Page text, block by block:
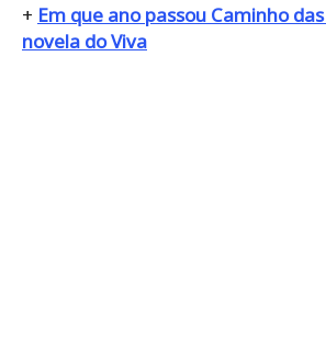
+ Em que ano passou Caminho
novela do Viva